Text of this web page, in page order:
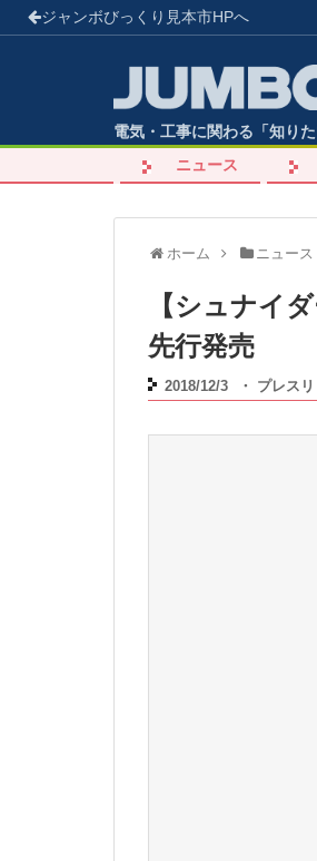
ジャンボびっくり見本市HPへ
電気・工事に関わる「知り
ニュース
ホーム ニュース
【シュナイ
先行発売
2018/12/3 ・ プレス